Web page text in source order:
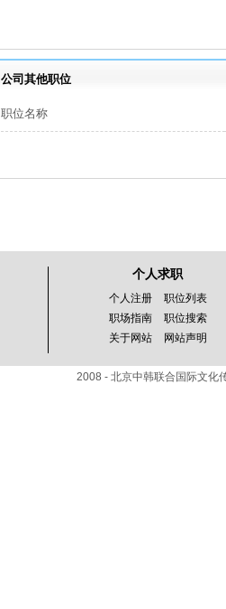
公司其他职位
职位名称
个人求职
个人注册
职位列表
职场指南
职位搜索
关于网站
网站声明
2008 - 北京中韩联合国际文化